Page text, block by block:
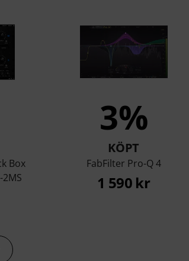
Box
3%
KÖPT
FabFilter Pro-Q 4
1 590 kr